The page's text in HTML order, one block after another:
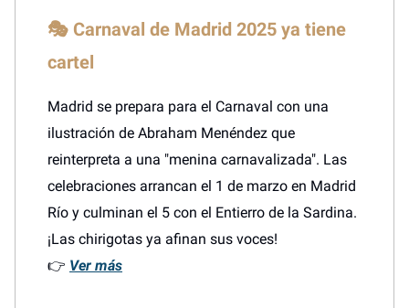
🎭 Carnaval de Madrid 2025 ya tiene
cartel
Madrid se prepara para el Carnaval con una
ilustración de Abraham Menéndez que
reinterpreta a una "menina carnavalizada". Las
celebraciones arrancan el 1 de marzo en Madrid
Río y culminan el 5 con el Entierro de la Sardina.
¡Las chirigotas ya afinan sus voces!
👉 Ver más